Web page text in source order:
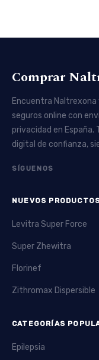
Comprar
Encuentra
seguros online con
privacidad en España.
digital de confianza,
SÍGUENOS
NUEVOS PRODUCTOS
Levitra Super Force
Super Zhewitra
Florinef
Zithromax Dispersible
CATEGORÍAS
Epilepsia